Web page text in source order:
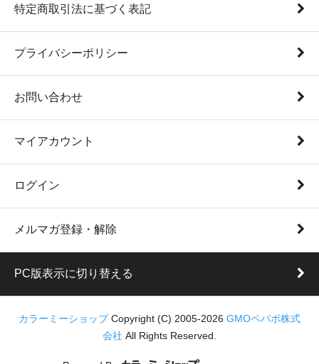
特定商取引法に基づく表記
プライバシーポリシー
お問い合わせ
マイアカウント
ログイン
メルマガ登録・解除
PC版表示に切り替える
カラーミーショップCopyright (C) 2005-2026 GMOペパボ株式
会社 All Rights Reserved.